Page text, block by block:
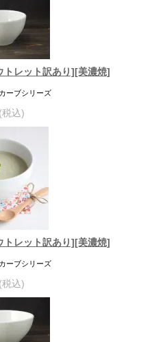
トレット訳あり][美濃焼]
ーブシリーズ
込)
トレット訳あり][美濃焼]
ーブシリーズ
込)